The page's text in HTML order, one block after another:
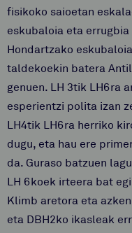
fisikoko saioetan
eskubaloia eta
Hondartzako
taldekoekin batera
genuen. LH 3tik LH6ra
esperientzi polita izan
LH4tik LH6ra herriko
dugu, eta hau ere
da. Guraso batzuen
LH 6koek irteera bat
Klimb aretora eta
eta DBH2ko ikasleak